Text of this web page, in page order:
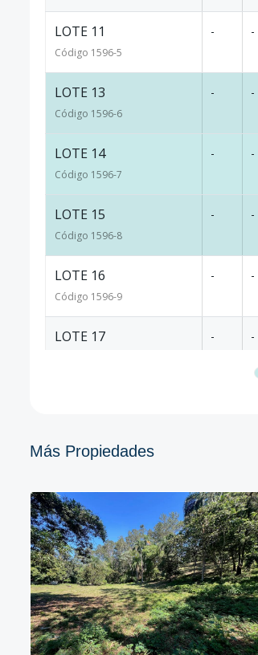
LOTE 11
Código 1596-5
- -
LOTE 13
Código 1596-6
- -
LOTE 14
Código 1596-7
- -
LOTE 15
Código 1596-8
- -
LOTE 16
Código 1596-9
- -
LOTE 17 - -
LOTE 19
LOTE 10B
Código1596-15
- -
LOTE 44 (7,346.07M2)
Código1596-17
- -
LOTE 4 - -
Más Propiedades